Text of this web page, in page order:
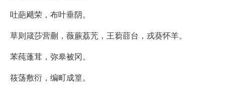
吐葩飓荣，布叶垂阴。
草则箴莎营蒯，薇蕨荔苀，王蒭莔台，戎葵怀羊。
苯莼蓬茸，弥皋被冈。
筱荡敷衍，编町成篁。